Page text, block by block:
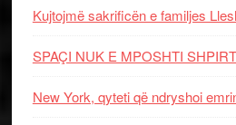
Kujtojmë sakrificën e familjes
SPAÇI NUK E MPOSHTI
New York, qyteti që ndryshoi